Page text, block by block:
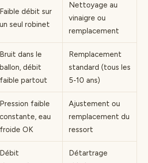
Faible débit sur
un seul robinet
Nettoyage au
vinaigre ou
remplacement
Bruit dans le
ballon, débit
faible partout
Remplacement
standard (tous les
5-10 ans)
Pression faible
constante, eau
froide OK
Ajustement ou
remplacement du
ressort
Débit
Détartrage